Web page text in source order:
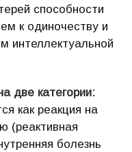
способности
к одиночеству и
интеллектуальной
две категории:
как реакция на
(реактивная
болезнь